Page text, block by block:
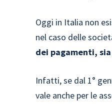
Oggi in Italia non
nel caso delle
dei pagamenti, sia
Infatti, se dal 1°
vale anche per le